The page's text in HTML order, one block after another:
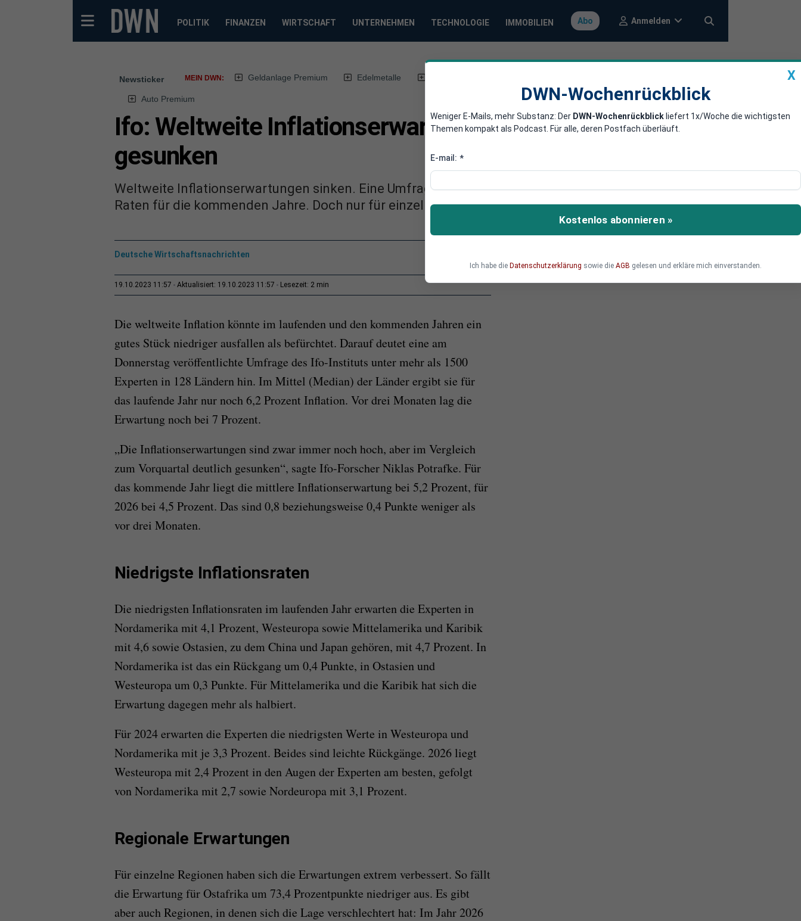
POLITIK FINANZEN WIRTSCHAFT UNTERNEHMEN TECHNOLOGIE IMMOBILIEN Abo Anmelden
Newsticker MEIN DWN: Geldanlage Premium Edelmetalle
Auto Premium
Ifo: Weltweite Inflationserwartungen deutlich
gesunken
Weltweite Inflationserwartungen sinken. Eine Umfrage des Ifo-Instituts prognostiziert geringere
Raten für die kommenden Jahre. Doch nur für einzelnen Regionen ist eine Verbesserung in Sicht.
Deutsche Wirtschaftsnachrichten
19.10.2023 11:57 Aktualisiert: 19.10.2023 11:57 Lesezeit: 2 min
Die weltweite Inflation könnte im laufenden und den kommenden Jahren ein
gutes Stück niedriger ausfallen als befürchtet. Darauf deutet eine am
Donnerstag veröffentlichte Umfrage des Ifo-Instituts unter mehr als 1500
Experten in 128 Ländern hin. Im Mittel (Median) der Länder ergibt sie für
das laufende Jahr nur noch 6,2 Prozent Inflation. Vor drei Monaten lag die
Erwartung noch bei 7 Prozent.
„Die Inflationserwartungen sind zwar immer noch hoch, aber im Vergleich
zum Vorquartal deutlich gesunken“, sagte Ifo-Forscher Niklas Potrafke. Für
das kommende Jahr liegt die mittlere Inflationserwartung bei 5,2 Prozent, für
2026 bei 4,5 Prozent. Das sind 0,8 beziehungsweise 0,4 Punkte weniger als
vor drei Monaten.
Niedrigste Inflationsraten
Die niedrigsten Inflationsraten im laufenden Jahr erwarten die Experten in
Nordamerika mit 4,1 Prozent, Westeuropa sowie Mittelamerika und Karibik
mit 4,6 sowie Ostasien, zu dem China und Japan gehören, mit 4,7 Prozent. In
Nordamerika ist das ein Rückgang um 0,4 Punkte, in Ostasien und
Westeuropa um 0,3 Punkte. Für Mittelamerika und die Karibik hat sich die
Erwartung dagegen mehr als halbiert.
Für 2024 erwarten die Experten die niedrigsten Werte in Westeuropa und
Nordamerika mit je 3,3 Prozent. Beides sind leichte Rückgänge. 2026 liegt
Westeuropa mit 2,4 Prozent in den Augen der Experten am besten, gefolgt
von Nordamerika mit 2,7 sowie Nordeuropa mit 3,1 Prozent.
Regionale Erwartungen
Für einzelne Regionen haben sich die Erwartungen extrem verbessert. So fällt
die Erwartung für Ostafrika um 73,4 Prozentpunkte niedriger aus. Es gibt
aber auch Regionen, in denen sich die Lage verschlechtert hat: Im Jahr 2026
X
DWN-Wochenrückblick
Weniger E-Mails, mehr Substanz: Der DWN-Wochenrückblick liefert 1x/Woche die wichtigsten
Themen kompakt als Podcast. Für alle, deren Postfach überläuft.
E-mail: *
Kostenlos abonnieren »
Ich habe die Datenschutzerklärung sowie die AGB gelesen und erkläre mich einverstanden.